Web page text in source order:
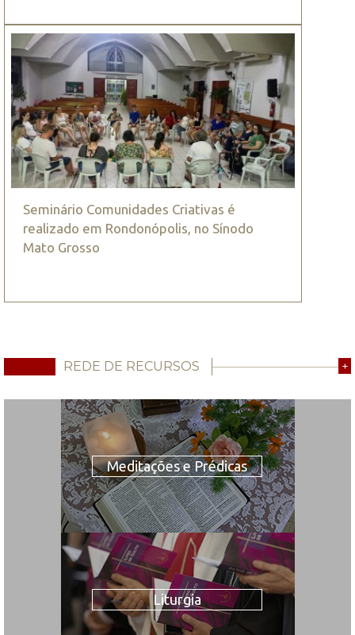
Seminário Comunidades Criativas é
realizado em Rondonópolis, no Sínodo
Mato Grosso
REDE DE RECURSOS +
Meditações e Prédicas
Liturgia